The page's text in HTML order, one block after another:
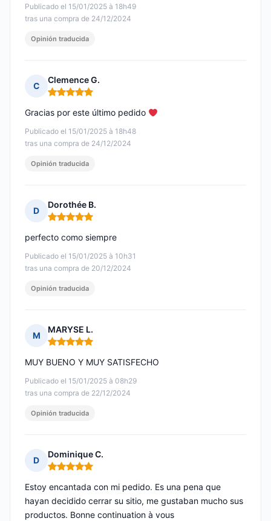
Publicado el 15/01/2025 à 18h49
tras una compra de 24/12/2024
Opinión traducida
C
Clemence G.
Nota: 5 de 5
Publicado el 15/01/2025 à 18h48
tras una compra de 24/12/2024
Gracias por este último pedido
Opinión traducida
D
Dorothée B.
Nota: 5 de 5
Publicado el 15/01/2025 à 10h31
tras una compra de 20/12/2024
perfecto como siempre
Opinión traducida
M
MARYSE L.
Nota: 5 de 5
Publicado el 15/01/2025 à 08h29
tras una compra de 22/12/2024
MUY BUENO Y MUY SATISFECHO
Opinión traducida
D
Dominique C.
Nota: 5 de 5
Estoy encantada con mi pedido. Es una pena que
hayan decidido cerrar su sitio, me gustaban mucho sus
productos. Bonne continuation à vous